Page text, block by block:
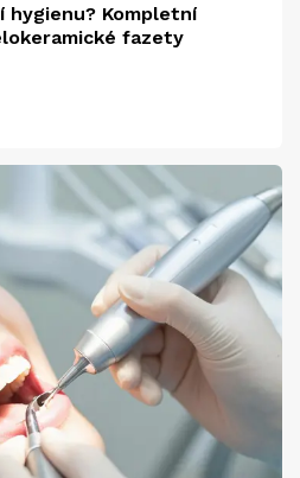
hygienu? Kompletní
fazety